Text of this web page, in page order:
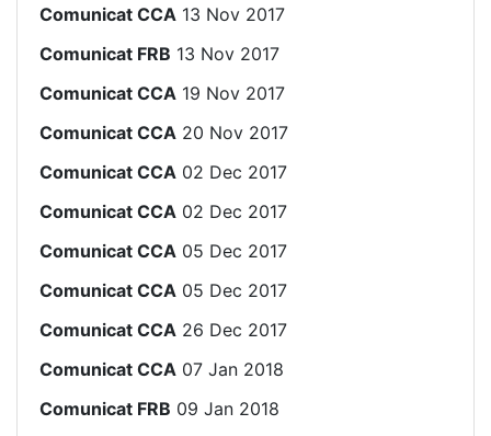
Comunicat CCA 13 Nov 2017
Comunicat FRB 13 Nov 2017
Comunicat CCA 19 Nov 2017
Comunicat CCA 20 Nov 2017
Comunicat CCA 02 Dec 2017
Comunicat CCA 02 Dec 2017
Comunicat CCA 05 Dec 2017
Comunicat CCA 05 Dec 2017
Comunicat CCA 26 Dec 2017
Comunicat CCA 07 Jan 2018
Comunicat FRB 09 Jan 2018